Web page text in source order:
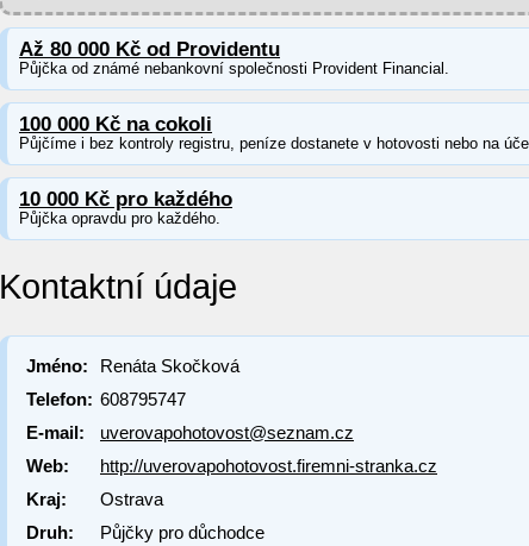
Až 80 000 Kč od Providentu
Půjčka od známé nebankovní společnosti Provident Financial.
100 000 Kč na cokoli
Půjčíme i bez kontroly registru, peníze dostanete v hotovosti nebo na
10 000 Kč pro každého
Půjčka opravdu pro každého.
Kontaktní údaje
Jméno:
Renáta Skočková
Telefon: 608795747
E-mail:
uverovapohotovost@seznam.cz
Web:
http://uverovapohotovost.firemni-stranka.cz
Kraj:
Ostrava
Druh:
Půjčky pro důchodce